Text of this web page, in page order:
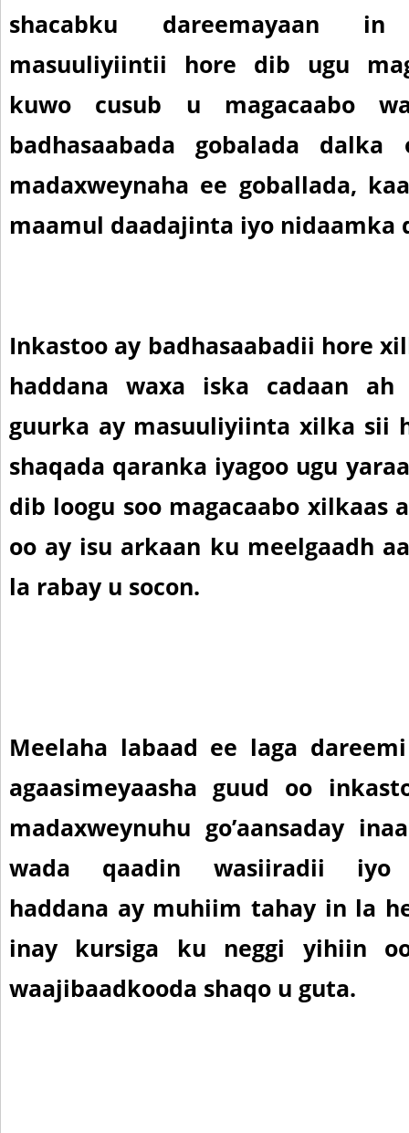
shacabku dareemayaan in
masuuliyiintii hore dib ugu
kuwo cusub u magacaabo
badhasaabada gobalada
madaxweynaha ee goballada,
maamul daadajinta iyo nidaamka
Inkastoo ay badhasaabadii hore
haddana waxa iska cadaan
guurka ay masuuliyiinta xilka sii
shaqada qaranka iyagoo ugu
dib loogu soo magacaabo xilkaas
oo ay isu arkaan ku meelgaadh
la rabay u socon.
Meelaha labaad ee laga
agaasimeyaasha guud oo
madaxweynuhu go’aansaday
wada qaadin wasiiradii iyo
haddana ay muhiim tahay in la
inay kursiga ku neggi yihiin
waajibaadkooda shaqo u guta.